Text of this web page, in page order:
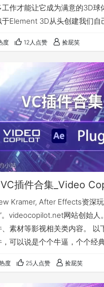
作才能让它成为满意的3D球
于Element 3D从头创建我们自
具有比此处演示的更多功能，
能！ ORB插件教程 更多预
EFFECTS CS6、CC、
CC2018+ 系统支…
度 12人点赞 捡屁笑
Kramer, After Effects资深
。videocopilot.net网站创始人
素材等影视相关类内容。 以
，可以说是个个牛逼，个个经
Flares Bundle 1.3.5_Win（
（特效控制器）
度 25人点赞 捡屁笑